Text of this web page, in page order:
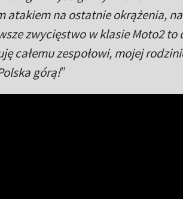
atakiem na ostatnie okrążenia, na
zwycięstwo w klasie Moto2 to
całemu zespołowi, mojej
górą!”